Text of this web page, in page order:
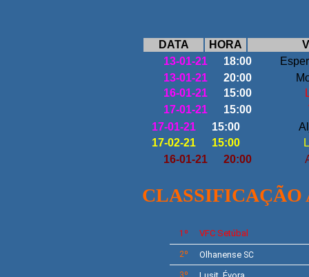
DATA HORA
13-01-21
18:00
13-01-21
20:00
16-01-21
15:00
17-01-21
15:00
17-01-21
15:00
17-02-21
15:00
16-01-21
20:00
CLASSIFICAÇÃO
1º VFCSetúbal
2º OlhanenseSC
3º